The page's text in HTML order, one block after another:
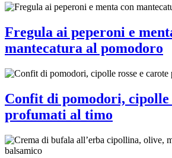
Fregula ai peperoni e
mantecatura al pomodoro
Confit di pomodori, cipolle
profumati al timo